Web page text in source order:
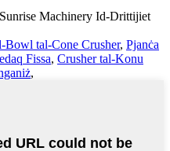
Machinery Id-Drittijiet
Bowl tal-Cone Crusher, Pjanċa
Fissa, Crusher tal-Konu
,